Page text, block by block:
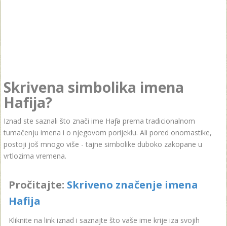
Skrivena simbolika imena
Hafija?
Iznad ste saznali što znači ime Hafija prema tradicionalnom
tumačenju imena i o njegovom porijeklu. Ali pored onomastike,
postoji još mnogo više - tajne simbolike duboko zakopane u
vrtlozima vremena.
Pročitajte: Skriveno značenje imena
Hafija
Kliknite na link iznad i saznajte što vaše ime krije iza svojih